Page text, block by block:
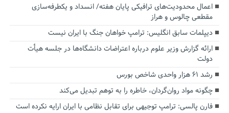
اعمال محدودیت‌های ترافیکی پایان هفته/ انسداد و یکطرفه‌سازی
مقطعی چالوس و هراز
دیپلمات سابق انگلیس:‌ ترامپ خواهان جنگ با ایران نیست
ارائه گزارش وزیر علوم درباره اعتراضات دانشگاه‌ها در جلسه هیأت
دولت
رشد ۶۱ هزار واحدی شاخص بورس
چگونه مواد روان‌گردان، خاطره را به توهم تبدیل می‌کند
فارن پالسی: ترامپ توجیهی برای تقابل نظامی با ایران ارایه نکرده است